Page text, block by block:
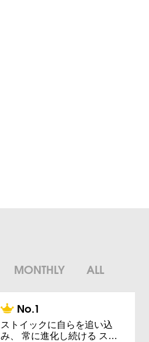
MONTHLY ALL
ストイックに自らを追い込
み、 常に進化し続ける ス…